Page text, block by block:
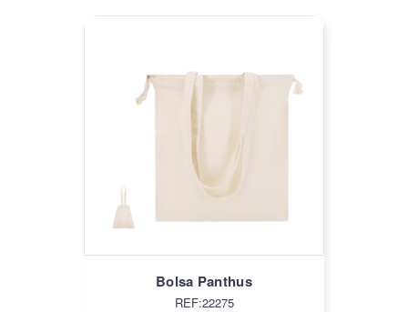
Bolsa Panthus
REF:22275